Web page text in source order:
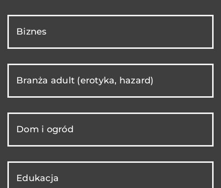
Biznes
Branża adult (erotyka, hazard)
Dom i ogród
Edukacja